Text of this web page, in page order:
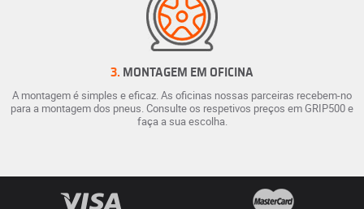
3. MONTAGEM EM OFICINA
A montagem é simples e eficaz. As oficinas nossas parceiras recebem-no
para a montagem dos pneus. Consulte os respetivos preços em GRIP500 e
faça a sua escolha.